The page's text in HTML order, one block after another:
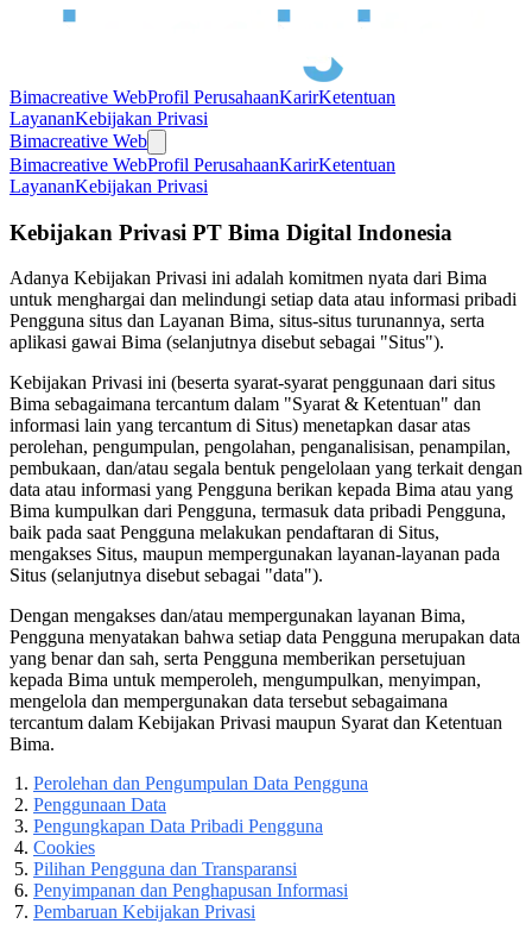
Bimacreative WebProfil PerusahaanKarirKetentuan
LayananKebijakan Privasi
Bimacreative Web
Bimacreative WebProfil PerusahaanKarirKetentuan
LayananKebijakan Privasi
Kebijakan Privasi PT Bima Digital Indonesia
Adanya Kebijakan Privasi ini adalah komitmen nyata dari Bima
untuk menghargai dan melindungi setiap data atau informasi pribadi
Pengguna situs dan Layanan Bima, situs-situs turunannya, serta
aplikasi gawai Bima (selanjutnya disebut sebagai "Situs").
Kebijakan Privasi ini (beserta syarat-syarat penggunaan dari situs
Bima sebagaimana tercantum dalam "Syarat & Ketentuan" dan
informasi lain yang tercantum di Situs) menetapkan dasar atas
perolehan, pengumpulan, pengolahan, penganalisisan, penampilan,
pembukaan, dan/atau segala bentuk pengelolaan yang terkait dengan
data atau informasi yang Pengguna berikan kepada Bima atau yang
Bima kumpulkan dari Pengguna, termasuk data pribadi Pengguna,
baik pada saat Pengguna melakukan pendaftaran di Situs,
mengakses Situs, maupun mempergunakan layanan-layanan pada
Situs (selanjutnya disebut sebagai "data").
Dengan mengakses dan/atau mempergunakan layanan Bima,
Pengguna menyatakan bahwa setiap data Pengguna merupakan data
yang benar dan sah, serta Pengguna memberikan persetujuan
kepada Bima untuk memperoleh, mengumpulkan, menyimpan,
mengelola dan mempergunakan data tersebut sebagaimana
tercantum dalam Kebijakan Privasi maupun Syarat dan Ketentuan
Bima.
Perolehan dan Pengumpulan Data Pengguna
Penggunaan Data
Pengungkapan Data Pribadi Pengguna
Cookies
Pilihan Pengguna dan Transparansi
Penyimpanan dan Penghapusan Informasi
Pembaruan Kebijakan Privasi